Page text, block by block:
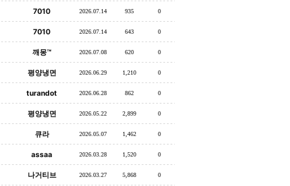
7010 2026.07.14 935 0
7010 2026.07.14 643 0
깨몽™ 2026.07.08 620 0
평양냉면 2026.06.29 1,210 0
turandot 2026.06.28 862 0
평양냉면 2026.05.22 2,899 0
큐라 2026.05.07 1,462 0
assaa 2026.03.28 1,520 0
나거티브 2026.03.27 5,868 0